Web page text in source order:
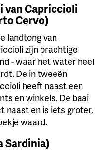
van Capriccioli
Cervo)
landtong van
zijn prachtige
- waar het water heel
De in tweeën
heeft naast een
en winkels. De baai
naast en is iets groter,
waard.
Sardinia)